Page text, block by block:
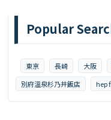
Popular
東京 長崎 大阪
別府溫泉杉乃井飯店
hep